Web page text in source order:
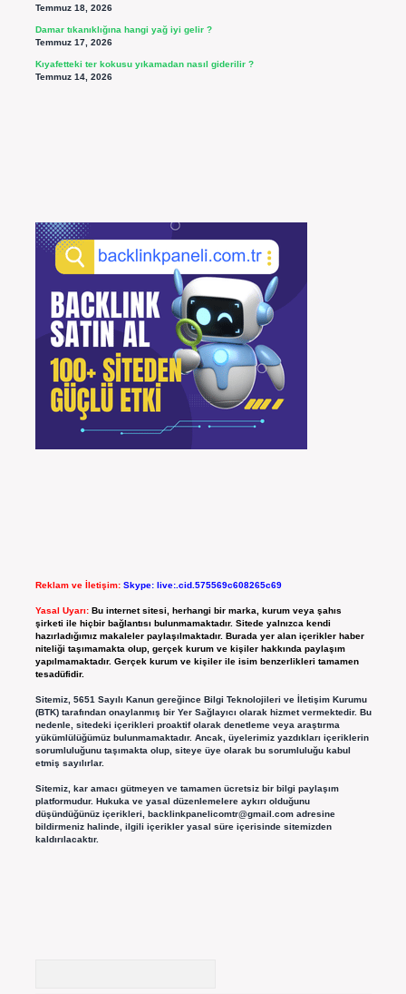
Temmuz 18, 2026
Damar tıkanıklığına hangi yağ iyi gelir ?
Temmuz 17, 2026
Kıyafetteki ter kokusu yıkamadan nasıl giderilir ?
Temmuz 14, 2026
Reklam ve İletişim: Skype: live:.cid.575569c608265c69
Yasal Uyarı: Bu internet sitesi, herhangi bir marka, kurum veya şahıs
şirketi ile hiçbir bağlantısı bulunmamaktadır. Sitede yalnızca kendi
hazırladığımız makaleler paylaşılmaktadır. Burada yer alan içerikler haber
niteliği taşımamakta olup, gerçek kurum ve kişiler hakkında paylaşım
yapılmamaktadır. Gerçek kurum ve kişiler ile isim benzerlikleri tamamen
tesadüfidir.
Sitemiz, 5651 Sayılı Kanun gereğince Bilgi Teknolojileri ve İletişim Kurumu
(BTK) tarafından onaylanmış bir Yer Sağlayıcı olarak hizmet vermektedir. Bu
nedenle, sitedeki içerikleri proaktif olarak denetleme veya araştırma
yükümlülüğümüz bulunmamaktadır. Ancak, üyelerimiz yazdıkları içeriklerin
sorumluluğunu taşımakta olup, siteye üye olarak bu sorumluluğu kabul
etmiş sayılırlar.
Sitemiz, kar amacı gütmeyen ve tamamen ücretsiz bir bilgi paylaşım
platformudur. Hukuka ve yasal düzenlemelere aykırı olduğunu
düşündüğünüz içerikleri, backlinkpanelicomtr@gmail.comadresine
bildirmeniz halinde, ilgili içerikler yasal süre içerisinde sitemizden
kaldırılacaktır.